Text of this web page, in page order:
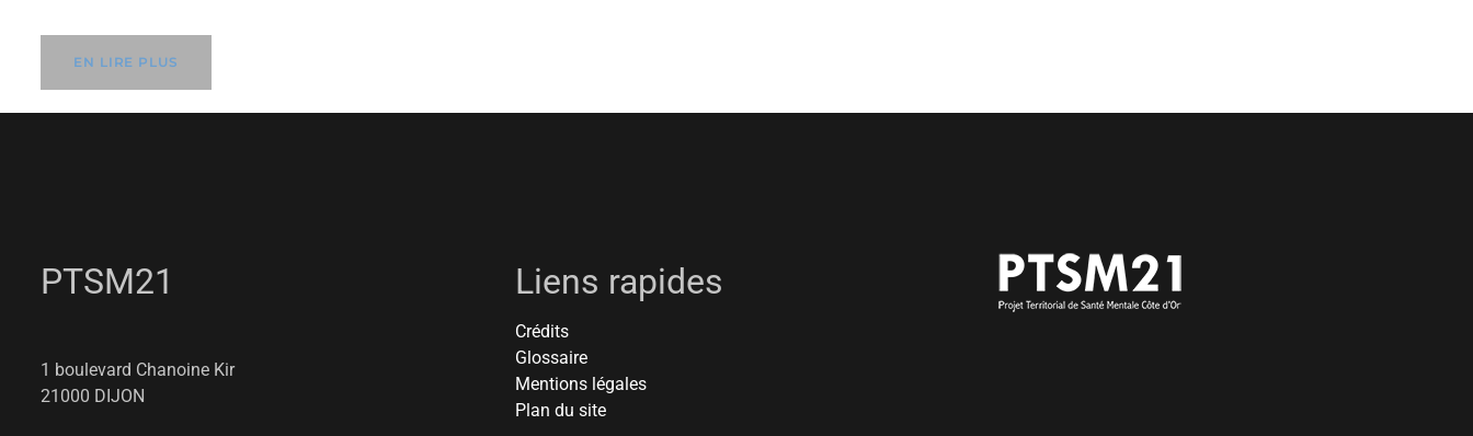
EN LIRE PLUS
PTSM21
1 boulevard Chanoine Kir
21000 DIJON
Liens rapides
Crédits
Glossaire
Mentions légales
Plan du site